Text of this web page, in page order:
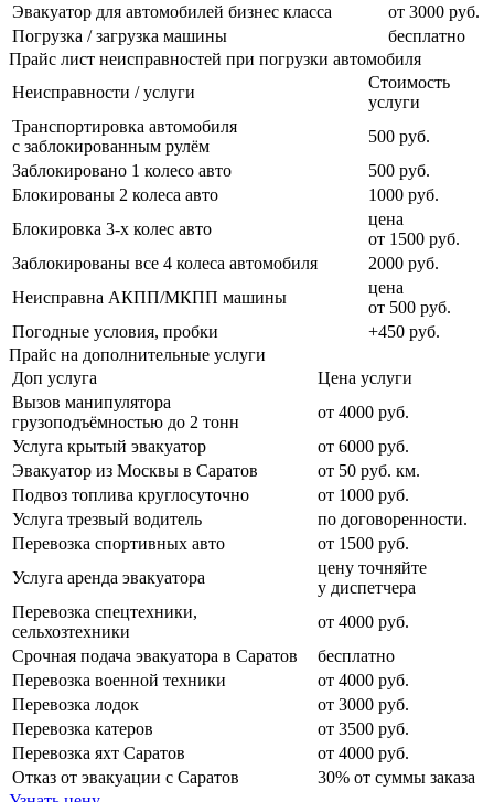
Эвакуатор для автомобилей бизнес класса
от 3000 руб.
Погрузка / загрузка машины
бесплатно
Прайс лист неисправностей при погрузки автомобиля
Неисправности / услуги
Стоимость
услуги
Транспортировка автомобиля
с заблокированным рулём
500 руб.
Заблокировано 1 колесо авто
500 руб.
Блокированы 2 колеса авто
1000 руб.
Блокировка 3-х колес авто
цена
от 1500 руб.
Заблокированы все 4 колеса автомобиля
2000 руб.
Неисправна АКПП/МКПП машины
цена
от 500 руб.
Погодные условия, пробки
+450 руб.
Прайс на дополнительные услуги
Доп услуга
Цена услуги
Вызов манипулятора
грузоподъёмностью до 2 тонн
от 4000 руб.
Услуга крытый эвакуатор
от 6000 руб.
Эвакуатор из Москвы в Саратов
от 50 руб. км.
Подвоз топлива круглосуточно
от 1000 руб.
Услуга трезвый водитель
по договоренности.
Перевозка спортивных авто
от 1500 руб.
Услуга аренда эвакуатора
цену точняйте
у диспетчера
Перевозка спецтехники,
сельхозтехники
от 4000 руб.
Срочная подача эвакуатора в Саратов
бесплатно
Перевозка военной техники
от 4000 руб.
Перевозка лодок
от 3000 руб.
Перевозка катеров
от 3500 руб.
Перевозка яхт Саратов
от 4000 руб.
Отказ от эвакуации с Саратов
30% от суммы заказа